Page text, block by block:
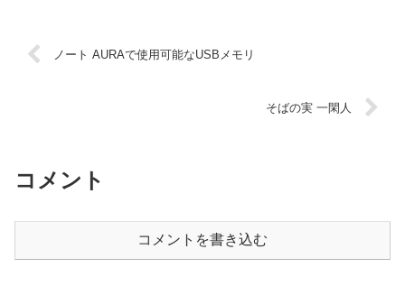
ノート AURAで使用可能なUSBメモリ
そばの実 一閑人
コメント
コメントを書き込む